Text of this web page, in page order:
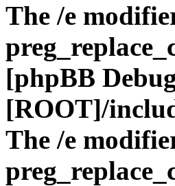
The /e
[phpBB
[ROOT]/
The /e